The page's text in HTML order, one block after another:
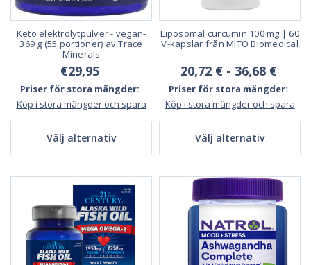
Keto elektrolytpulver - vegan-
369 g (55 portioner) av Trace
Minerals
€29,95
Priser för stora mängder:
Köp i stora mängder och spara
Välj alternativ
Liposomal curcumin 100 mg | 60
V-kapslar från MITO Biomedical
20,72 € - 36,68 €
Priser för stora mängder:
Köp i stora mängder och spara
Välj alternativ